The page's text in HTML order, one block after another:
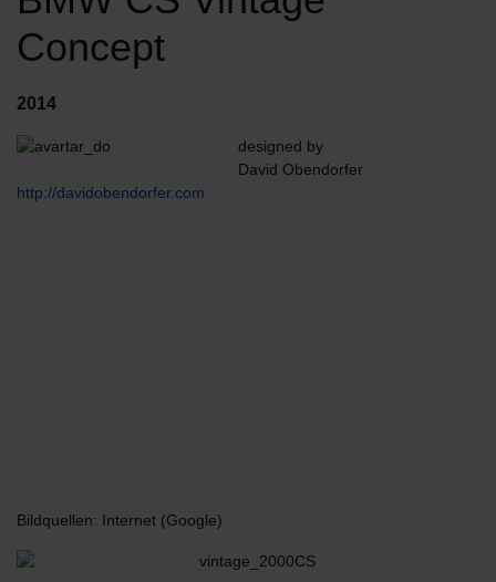
Concept
2014
designed by
David Obendorfer
http://davidobendorfer.com
Bildquellen: Internet (Google)